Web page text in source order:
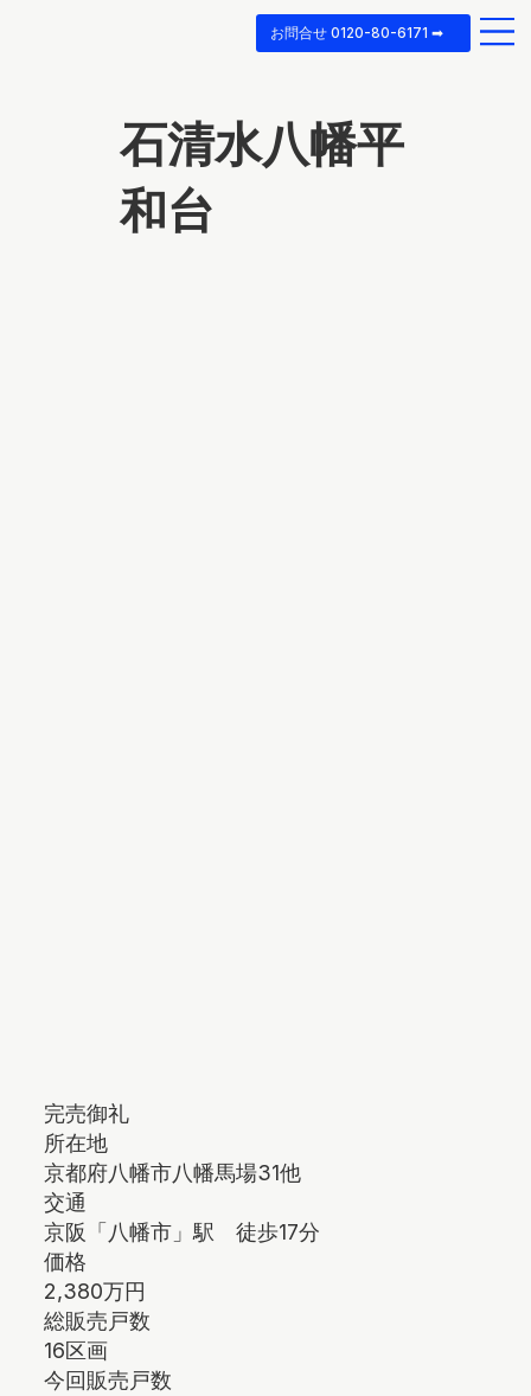
お問合せ 0120-80-6171 ➡
石清水八幡平
和台
完売御礼
所在地
京都府八幡市八幡馬場31他
交通
京阪「八幡市」駅 徒歩17分
価格
2,380万円
総販売戸数
16区画
今回販売戸数